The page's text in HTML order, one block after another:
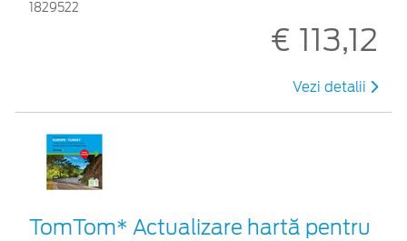
1829522
€ 113,12
Vezi detalii
TomTom* Actualizare hartă pentru